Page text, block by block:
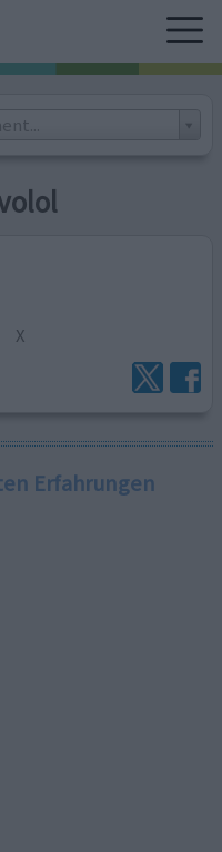
X
Erfahrungen